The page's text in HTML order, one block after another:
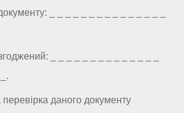
_ _ _ _ _ _ _ _ _ _ _ _ _ _ _
_ _ _ _ _ _ _ _ _ _ _ _ _ _
даного документу